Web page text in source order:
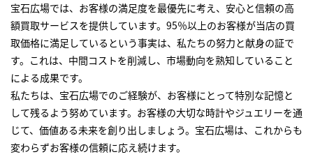
宝石広場では、お客様の満足度を最優先に考え、安心と信頼の高
額買取サービスを提供しています。95％以上のお客様が当店の買
取価格に満足しているという事実は、私たちの努力と献身の証で
す。これは、中間コストを削減し、市場動向を熟知していること
による成果です。
私たちは、宝石広場でのご経験が、お客様にとって特別な記憶と
して残るよう努めています。お客様の大切な時計やジュエリーを通
じて、価値ある未来を創り出しましょう。宝石広場は、これからも
変わらずお客様の信頼に応え続けます。